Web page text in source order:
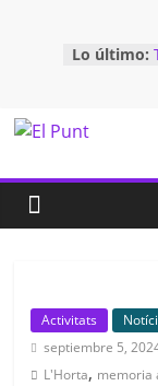
Lo último:
Activitats
septiembre 5,
L'Horta, memoria